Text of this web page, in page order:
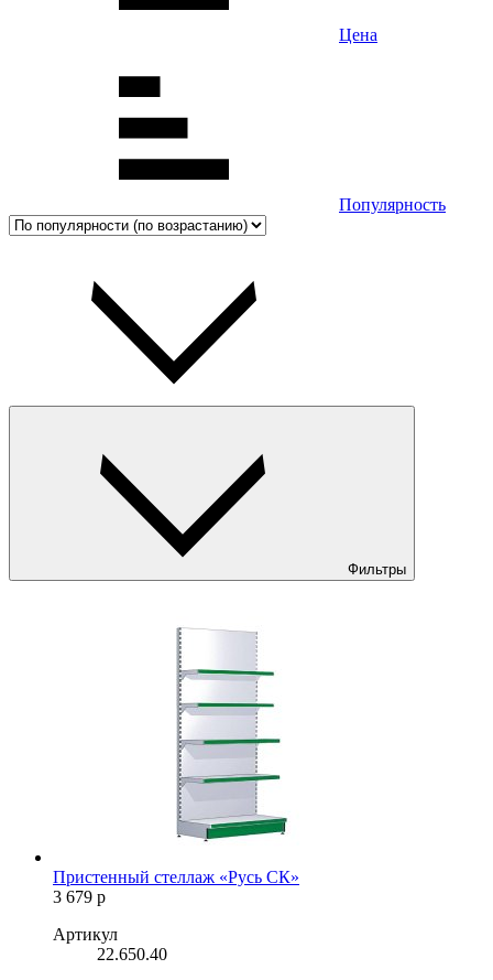
Цена
Популярность
Фильтры
Пристенный стеллаж «Русь СК»
3 679 р
Артикул
22.650.40